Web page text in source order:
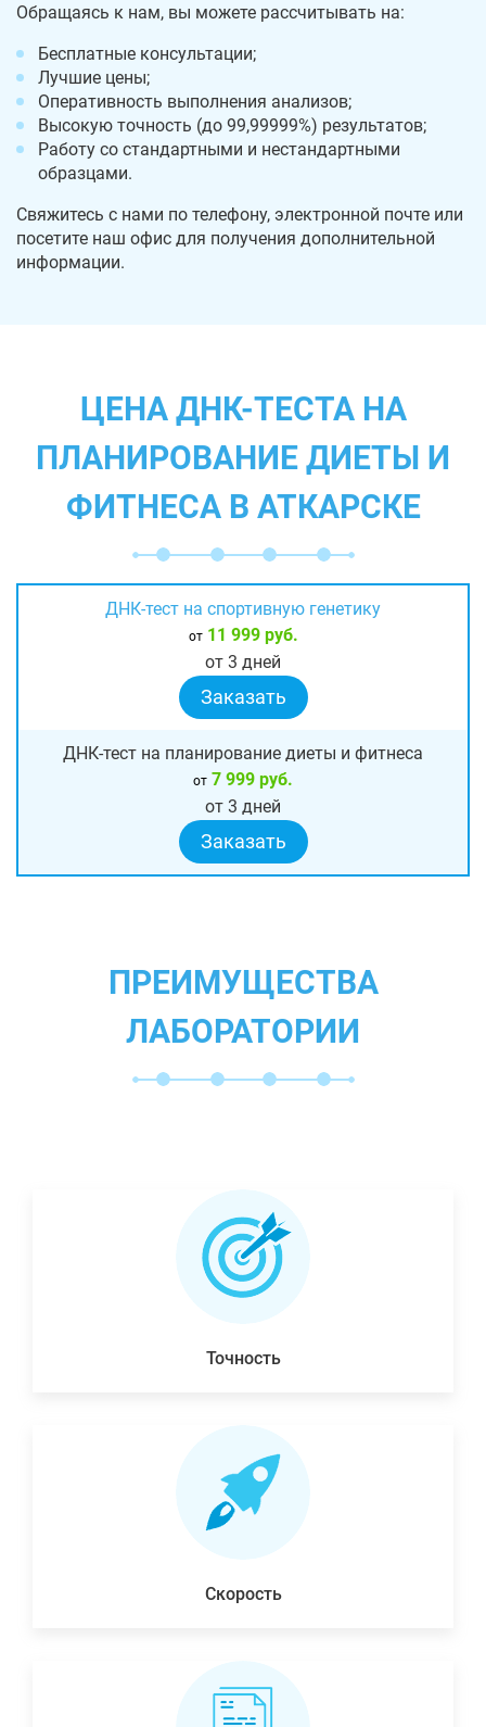
Обращаясь к нам, вы можете рассчитывать на:
Бесплатные консультации;
Лучшие цены;
Оперативность выполнения анализов;
Высокую точность (до 99,99999%) результатов;
Работу со стандартными и нестандартными
образцами.
Свяжитесь с нами по телефону, электронной почте или
посетите наш офис для получения дополнительной
информации.
ЦЕНА ДНК-ТЕСТА НА
ПЛАНИРОВАНИЕ ДИЕТЫ И
ФИТНЕСА В АТКАРСКЕ
ДНК-тест на спортивную генетику
от11 999 руб.
от 3 дней
Заказать
ДНК-тест на планирование диеты и фитнеса
от 7 999 руб.
от 3 дней
Заказать
ПРЕИМУЩЕСТВА
ЛАБОРАТОРИИ
Точность
Скорость